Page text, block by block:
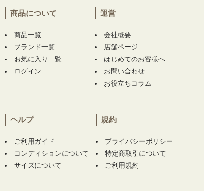
商品について
商品一覧
ブランド一覧
お気に入り一覧
ログイン
運営
会社概要
店舗ページ
はじめてのお客様へ
お問い合わせ
お役立ちコラム
ヘルプ
ご利用ガイド
コンディションについて
サイズについて
規約
プライバシーポリシー
特定商取引について
ご利用規約